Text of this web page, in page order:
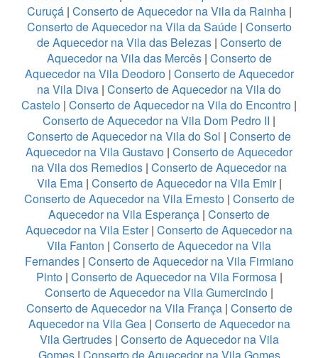
Curuçá | Conserto de Aquecedor na Vila da Rainha |
Conserto de Aquecedor na Vila da Saúde| Conserto
de Aquecedor na Vila das Belezas| Conserto de
Aquecedor na Vila das Mercês| Conserto de
Aquecedor na Vila Deodoro| Conserto de Aquecedor
na Vila Diva | Conserto de Aquecedor na Vila do
Castelo | Conserto de Aquecedor na Vila do Encontro |
Conserto de Aquecedor na Vila Dom Pedro II |
Conserto de Aquecedor na Vila do Sol | Conserto de
Aquecedor na Vila Gustavo | Conserto de Aquecedor
na Vila dos Remedios | Conserto de Aquecedor na
Vila Ema| Conserto de Aquecedor na Vila Emir|
Conserto de Aquecedor na Vila Ernesto| Conserto de
Aquecedor na Vila Esperança | Conserto de
Aquecedor na Vila Ester| Conserto de Aquecedor na
Vila Fanton | Conserto de Aquecedor na Vila
Fernandes| Conserto de Aquecedor na Vila Firmiano
Pinto| Conserto de Aquecedor na Vila Formosa|
Conserto de Aquecedor na Vila Gumercindo |
Conserto de Aquecedor na Vila França| Conserto de
Aquecedor na Vila Gea| Conserto de Aquecedor na
Vila Gertrudes| Conserto de Aquecedor na Vila